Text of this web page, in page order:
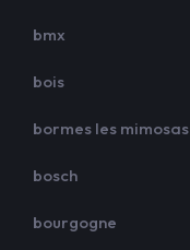
bmx
bois
bormes les mimosas
bosch
bourgogne